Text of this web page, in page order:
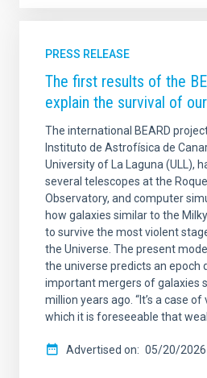
PRESS RELEASE
The first results of the
explain the survival of
The international BEARD
Instituto de Astrofísica de
University of La Laguna (ULL),
several telescopes at the
Observatory, and computer
how galaxies similar to the
to survive the most violent
the Universe. The present
the universe predicts an epoch
important mergers of galaxies
million years ago. “It’s a case
which it is foreseeable that
Advertised on 05/20/2026